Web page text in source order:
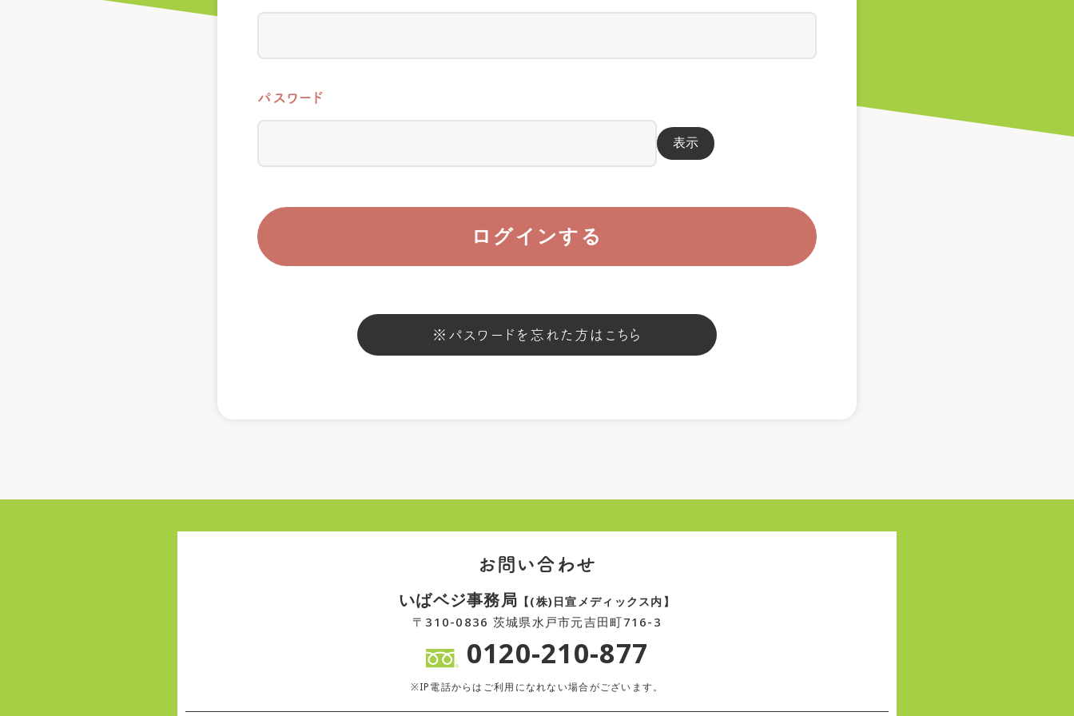
パスワード
表示
ログインする
※パスワードを忘れた方はこちら
お問い合わせ
いばベジ事務局 【(株)日宣メディックス内】
〒310-0836 茨城県水戸市元吉田町716-3
0120-210-877
※IP電話からはご利用になれない場合がございます。